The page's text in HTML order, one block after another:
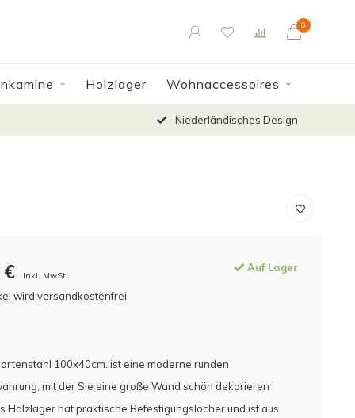
0
Holzlager Wohnaccessoires
Niederländisches Design
Inkl. MwSt.
wird versandkostenfrei
Auf Lager
100x40cm. ist eine moderne runden
mit der Sie eine große Wand schön dekorieren
Holzlager hat praktische Befestigungslöcher und ist aus